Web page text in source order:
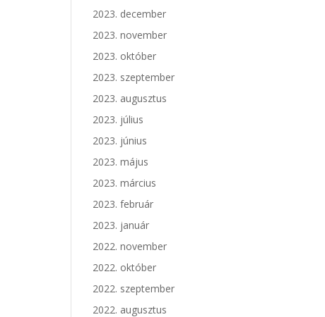
2023. december
2023. november
2023. október
2023. szeptember
2023. augusztus
2023. július
2023. június
2023. május
2023. március
2023. február
2023. január
2022. november
2022. október
2022. szeptember
2022. augusztus